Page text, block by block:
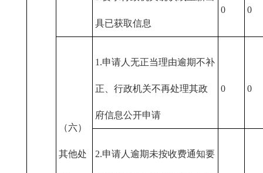
具已获取信息
0 0
（六）
其他处
1.申请人无正当理由逾期不补
正、行政机关不再处理其政
府信息公开申请
0 0
2.申请人逾期未按收费通知要